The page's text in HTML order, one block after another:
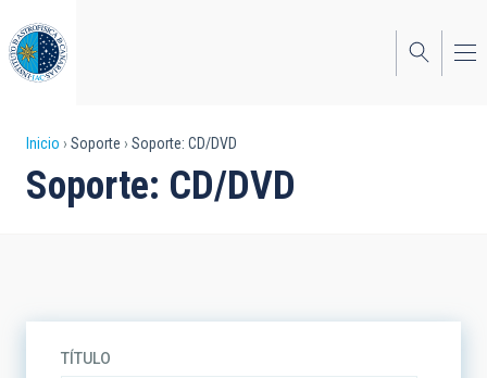
al
contenido
principal
Sobrescribir
enlaces
Inicio Soporte Soporte: CD/DVD
Soporte: CD/DVD
TÍTULO